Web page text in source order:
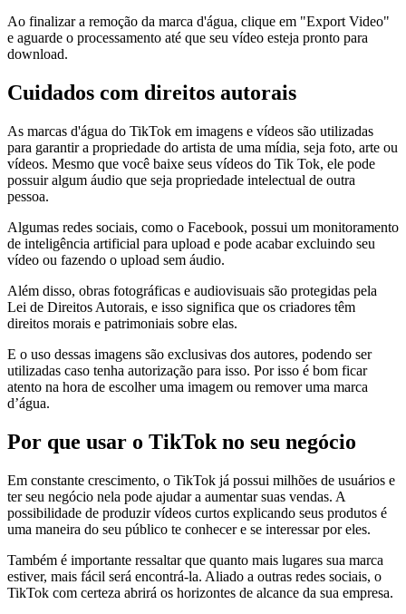
Ao finalizar a remoção da marca d'água, clique em "Export Video"
e aguarde o processamento até que seu vídeo esteja pronto para
download.
Cuidados com direitos autorais
As marcas d'água do TikTok em imagens e vídeos são utilizadas
para garantir a propriedade do artista de uma mídia, seja foto, arte ou
vídeos. Mesmo que você baixe seus vídeos do Tik Tok, ele pode
possuir algum áudio que seja propriedade intelectual de outra
pessoa.
Algumas redes sociais, como o Facebook, possui um monitoramento
de inteligência artificial para upload e pode acabar excluindo seu
vídeo ou fazendo o upload sem áudio.
Além disso, obras fotográficas e audiovisuais são protegidas pela
Lei de Direitos Autorais, e isso significa que os criadores têm
direitos morais e patrimoniais sobre elas.
E o uso dessas imagens são exclusivas dos autores, podendo ser
utilizadas caso tenha autorização para isso. Por isso é bom ficar
atento na hora de escolher uma imagem ou remover uma marca
d’água.
Por que usar o TikTok no seu negócio
Em constante crescimento, o TikTok já possui milhões de usuários e
ter seu negócio nela pode ajudar a aumentar suas vendas. A
possibilidade de produzir vídeos curtos explicando seus produtos é
uma maneira do seu público te conhecer e se interessar por eles.
Também é importante ressaltar que quanto mais lugares sua marca
estiver, mais fácil será encontrá-la. Aliado a outras redes sociais, o
TikTok com certeza abrirá os horizontes de alcance da sua empresa.